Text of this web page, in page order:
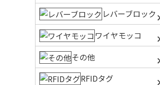
レバーブロック
ワイヤモッコ
その他
RFIDタグ